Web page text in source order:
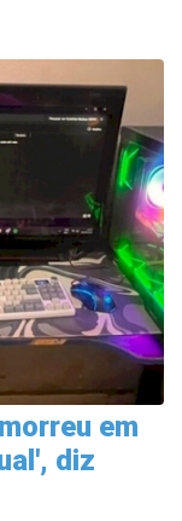
em
diz